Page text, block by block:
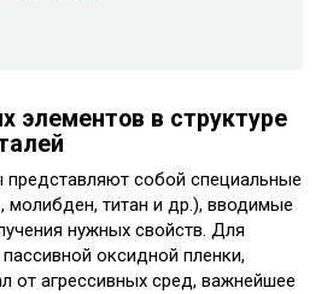
элементов в структуре
собой специальные
молибден, титан и др.), вводимые
нужных свойств. Для
оксидной пленки,
агрессивных сред, важнейшее